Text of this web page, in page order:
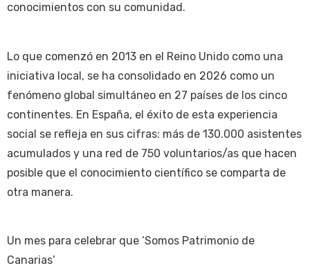
conocimientos con su comunidad.
Lo que comenzó en 2013 en el Reino Unido como una
iniciativa local, se ha consolidado en 2026 como un
fenómeno global simultáneo en 27 países de los cinco
continentes. En España, el éxito de esta experiencia
social se refleja en sus cifras: más de 130.000 asistentes
acumulados y una red de 750 voluntarios/as que hacen
posible que el conocimiento científico se comparta de
otra manera.
Un mes para celebrar que ‘Somos Patrimonio de
Canarias’